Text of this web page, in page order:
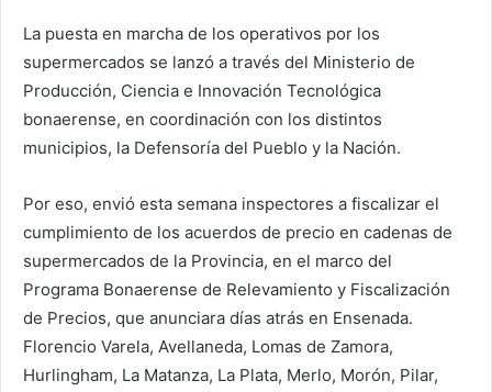
La puesta en marcha de los operativos por los
supermercados se lanzó a través del Ministerio de
Producción, Ciencia e Innovación Tecnológica
bonaerense, en coordinación con los distintos
municipios, la Defensoría del Pueblo y la Nación.
Por eso, envió esta semana inspectores a fiscalizar el
cumplimiento de los acuerdos de precio en cadenas de
supermercados de la Provincia, en el marco del
Programa Bonaerense de Relevamiento y Fiscalización
de Precios, que anunciara días atrás en Ensenada.
Florencio Varela, Avellaneda, Lomas de Zamora,
Hurlingham, La Matanza, La Plata, Merlo, Morón, Pilar,